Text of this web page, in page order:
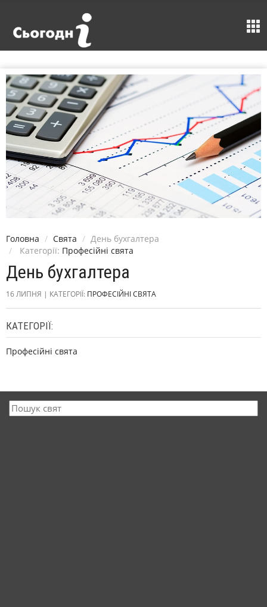
Головна Свята
День бухгалтера
Категорії: Професійні свята
День бухгалтера
16 ЛИПНЯ | КАТЕГОРІЇ: ПРОФЕСІЙНІ СВЯТА
КАТЕГОРІЇ:
Професійні свята